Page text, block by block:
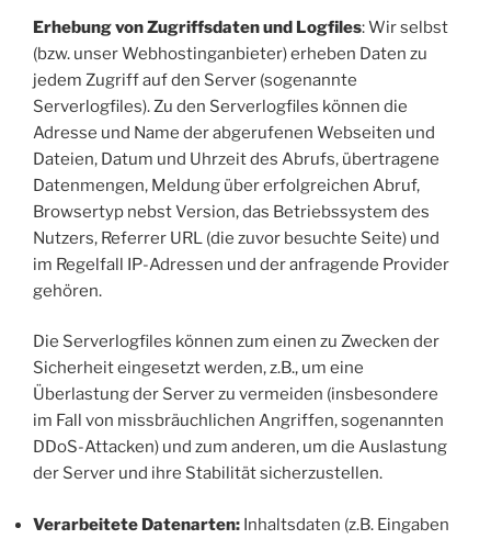
Erhebung von Zugriffsdaten und Logfiles: Wir selbst
(bzw. unser Webhostinganbieter) erheben Daten zu
jedem Zugriff auf den Server (sogenannte
Serverlogfiles). Zu den Serverlogfiles können die
Adresse und Name der abgerufenen Webseiten und
Dateien, Datum und Uhrzeit des Abrufs, übertragene
Datenmengen, Meldung über erfolgreichen Abruf,
Browsertyp nebst Version, das Betriebssystem des
Nutzers, Referrer URL (die zuvor besuchte Seite) und
im Regelfall IP-Adressen und der anfragende Provider
gehören.
Die Serverlogfiles können zum einen zu Zwecken der
Sicherheit eingesetzt werden, z.B., um eine
Überlastung der Server zu vermeiden (insbesondere
im Fall von missbräuchlichen Angriffen, sogenannten
DDoS-Attacken) und zum anderen, um die Auslastung
der Server und ihre Stabilität sicherzustellen.
Verarbeitete Datenarten: Inhaltsdaten (z.B. Eingaben